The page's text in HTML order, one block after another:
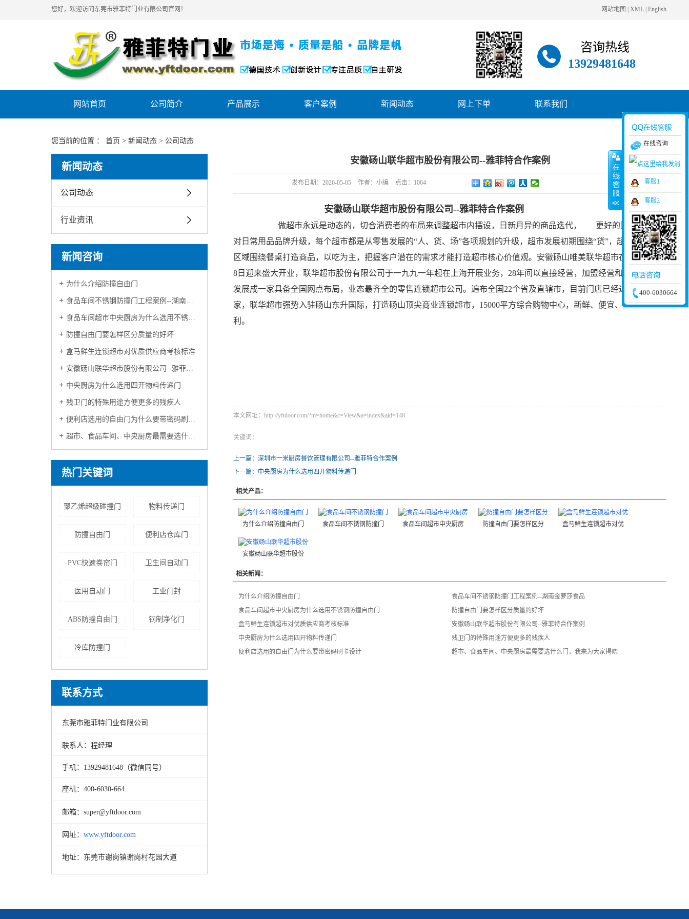
您好，欢迎访问东莞市雅菲特门业有限公司官网！ 网站地图 XML English
咨询热线
13929481648
网站首页 公司简介 产品展示
平开洁净门
自动平移门
快速卷帘门
快速堆积门
客户案例
工厂环境
办公环境
新闻动态 网上下单 联系我们
您当前的位置 ： 首页 > 新闻动态 > 公司动态
新闻动态
公司动态
行业资讯
新闻咨询
为什么介绍防撞自由门
食品车间不锈钢防撞门工程案例--湖南金萝莎食品
食品车间超市中央厨房为什么选用不锈钢防撞自由门
防撞自由门要怎样区分质量的好坏
盒马鲜生连锁超市对优质供应商考核标准
安徽砀山联华超市股份有限公司--雅菲特合作案例
中央厨房为什么选用四开物料传递门
残卫门的特殊用途方便更多的残疾人
便利店选用的自由门为什么要带密码刷卡设计
超市、食品车间、中央厨房最需要选什么门，我来为大家揭晓
热门关键词
聚乙烯超级碰撞门 物料传递门
防撞自由门 便利店仓库门
PVC快速卷帘门 卫生间自动门
医用自动门 工业门封
ABS防撞自由门 钢制净化门
冷库防撞门
联系方式
东莞市雅菲特门业有限公司
联系人：程经理
手机：13929481648（微信同号）
座机： 400-6030-664
邮箱： super@yftdoor.com
网址： www.yftdoor.com
地址： 东莞市谢岗镇谢岗村花园大道
安徽砀山联华超市股份有限公司--雅菲特合作案例
发布日期： 2026-05-05 作者： 小编 点击： 1064
安徽砀山联华超市股份有限公司--雅菲特合作案例
做超市永远是动态的，切合消费者的布局来调整超市内摆设，日新月异的商品迭代，
更好的贴合消费者
对日常用品品牌升级，每个超市都是从零售发展的“人、货、场”各项规划的升级，超市发展初期围绕“货”，超市生鲜加工
区域围绕餐桌打造商品，以吃为主，把握客户潜在的需求才能打造超市核心价值观。安徽砀山唯美联华超市在2019年8月
8日迎来盛大开业，联华超市股份有限公司于一九九一年起在上海开展业务，28年间以直接经营，加盟经营和并购方式，
发展成一家具备全国网点布局，业态最齐全的零售连锁超市公司。遍布全国22个省及直辖市，目前门店已经达到4930
家，联华超市强势入驻砀山东升国际，打造砀山顶尖商业连锁超市，15000平方综合购物中心，新鲜、便宜、舒适、便
利。
本文网址：http://yftdoor.com/?m=home&c=View&a=index&aid=148
关键词：
上一篇：深圳市一米厨房餐饮管理有限公司--雅菲特合作案例
下一篇：中央厨房为什么选用四开物料传递门
相关产品：
为什么介绍防撞自由门 食品车间不锈钢防撞门 食品车间超市中央厨房 防撞自由门要怎样区分 盒马鲜生连锁超市对优
安徽砀山联华超市股份
相关新闻：
为什么介绍防撞自由门
食品车间不锈钢防撞门工程案例--湖南金萝莎食品
食品车间超市中央厨房为什么选用不锈钢防撞自由门
防撞自由门要怎样区分质量的好坏
盒马鲜生连锁超市对优质供应商考核标准
安徽砀山联华超市股份有限公司--雅菲特合作案例
中央厨房为什么选用四开物料传递门
残卫门的特殊用途方便更多的残疾人
便利店选用的自由门为什么要带密码刷卡设计
超市、食品车间、中央厨房最需要选什么门，我来为大家揭晓
在线咨询
客服1
客服2
400-6030664